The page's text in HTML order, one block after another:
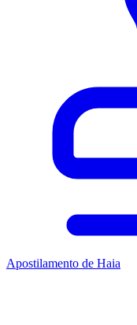
Apostilamento de Haia